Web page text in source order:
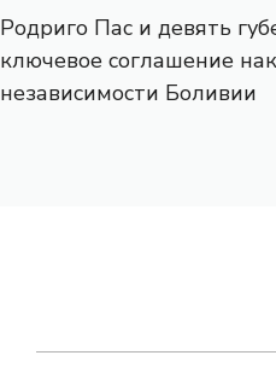
Родриго Пас и девять
ключевое соглашение
независимости Боливии